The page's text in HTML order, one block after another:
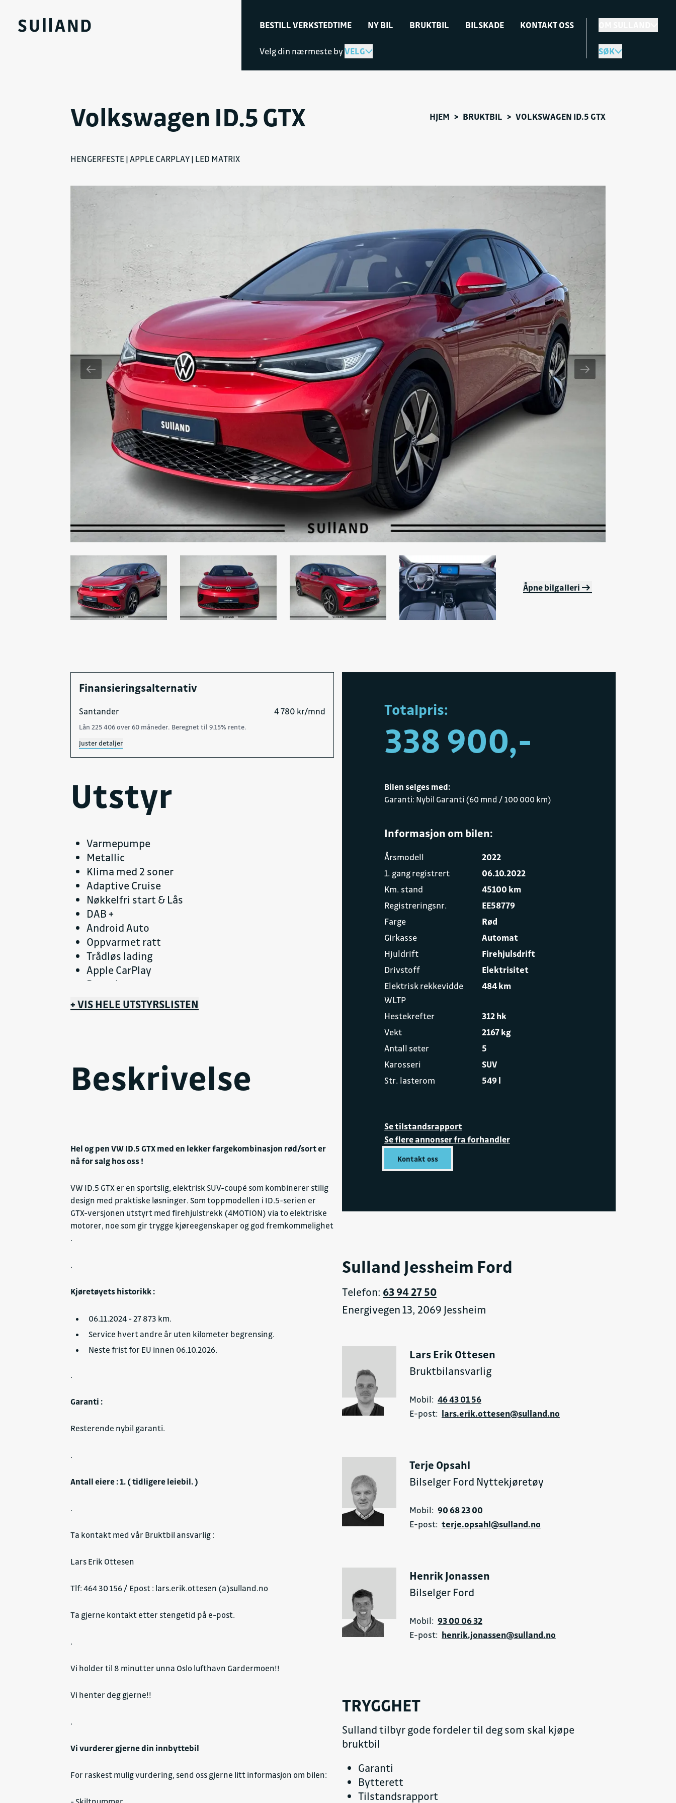
BESTILL VERKSTEDTIME NY BIL BRUKTBIL BILSKADE KONTAKT OSS
Velg din nærmeste byVELG SØK
HJEM > BRUKTBIL > VOLKSWAGEN ID.5 GTX
Volkswagen ID.5 GTX
HENGERFESTE | APPLE CARPLAY | LED MATRIX
Åpne bilgalleri
Finansieringsalternativ
Santander 4 780 kr/mnd
Lån 225 406 over 60 måneder. Beregnet til 9.15% rente.
Juster detaljer
Utstyr
Varmepumpe
Metallic
Klima med 2 soner
Adaptive Cruise
Nøkkelfri start & Lås
DAB +
Android Auto
Oppvarmet ratt
Trådløs lading
Apple CarPlay
Ryggekamera
Svingbart Hengerfeste
LED Matrix
Kollisjonspute front passasjer
Alarm antityveri
Parkeringssensorer bak
Parkeringssensorer foran
Trafikkskiltgjenkjenning
Stabilitetskontrollsystem (TCS)
Bluetooth-tilkobling
USB
+ VIS HELE UTSTYRSLISTEN
Beskrivelse
Hel og pen VW ID.5 GTX med en lekker fargekombinasjon rød/sort er
nå for salg hos oss !
VW ID.5 GTX er en sportslig, elektrisk SUV-coupé som kombinerer stilig
design med praktiske løsninger. Som toppmodellen i ID.5-serien er
GTX-versjonen utstyrt med firehjulstrekk (4MOTION) via to elektriske
motorer, noe som gir trygge kjøreegenskaper og god fremkommelighet
.
.
Kjøretøyets historikk :
06.11.2024 - 27 873 km.
Service hvert andre år uten kilometer begrensing.
Neste frist for EU innen 06.10.2026.
.
Garanti :
Resterende nybil garanti.
.
Antall eiere : 1. ( tidligere leiebil. )
.
Ta kontakt med vår Bruktbil ansvarlig :
Lars Erik Ottesen
Tlf: 464 30 156 / Epost : lars.erik.ottesen (a)sulland.no
Ta gjerne kontakt etter stengetid på e-post.
.
Vi holder til 8 minutter unna Oslo lufthavn Gardermoen!!
Vi henter deg gjerne!!
.
Vi vurderer gjerne din innbyttebil
For raskest mulig vurdering, send oss gjerne litt informasjon om bilen:
Totalpris:
338 900,-
Bilen selges med:
Garanti: Nybil Garanti (60 mnd / 100 000 km)
Informasjon om bilen:
Årsmodell
2022
1. gang registrert
06.10.2022
Km. stand
45100 km
Registreringsnr.
EE58779
Farge
Rød
Girkasse
Automat
Hjuldrift
Firehjulsdrift
Drivstoff
Elektrisitet
Elektrisk rekkevidde
WLTP
484 km
Hestekrefter
312 hk
Vekt
2167 kg
Antall seter
5
Karosseri
SUV
Str. lasterom
549 l
Se tilstandsrapport
Se flere annonser fra forhandler
Kontakt oss
Sulland Jessheim Ford
Telefon: 63 94 27 50
Energivegen 13, 2069 Jessheim
Lars Erik Ottesen
Bruktbilansvarlig
Mobil: 46 43 01 56
E-post: lars.erik.ottesen@sulland.no
Terje Opsahl
Bilselger Ford Nyttekjøretøy
Mobil: 90 68 23 00
E-post: terje.opsahl@sulland.no
Henrik Jonassen
Bilselger Ford
Mobil: 93 00 06 32
E-post: henrik.jonassen@sulland.no
TRYGGHET
Sulland tilbyr gode fordeler til deg som skal kjøpe
bruktbil
Garanti
Bytterett
Tilstandsrapport